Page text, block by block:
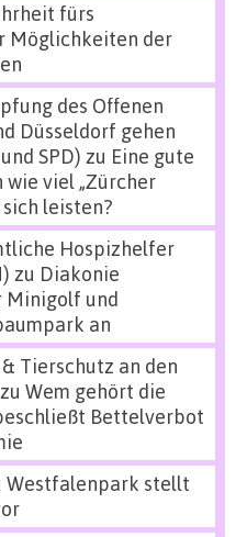
fürs
Möglichkeiten der
des Offenen
Düsseldorf gehen
SPD) zu Eine gute
wie viel „Zürcher
leisten?
Hospizhelfer
zu Diakonie
Minigolf und
an
Tierschutz an den
zu Wem gehört die
Bettelverbot
Westfalenpark stellt